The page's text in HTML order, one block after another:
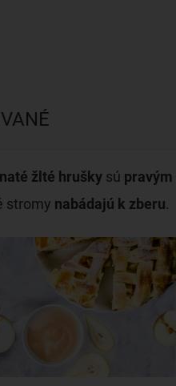
žlté hrušky sú pravým
stromy nabádajú k zberu.